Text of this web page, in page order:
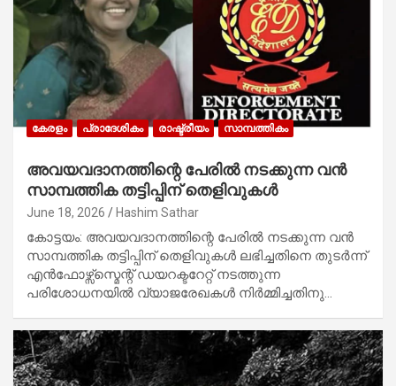
കേരളം പ്രാദേശികം രാഷ്ട്രീയം സാമ്പത്തികം
അവയവദാനത്തിന്റെ പേരിൽ നടക്കുന്ന വൻ
സാമ്പത്തിക തട്ടിപ്പിന് തെളിവുകൾ
June 18, 2026 Hashim Sathar
കോട്ടയം: അവയവദാനത്തിന്റെ പേരിൽ നടക്കുന്ന വൻ
സാമ്പത്തിക തട്ടിപ്പിന് തെളിവുകൾ ലഭിച്ചതിനെ തുടർന്ന്
എൻഫോഴ്സ്സ്മെന്റ് ഡയറക്ടറേറ്റ് നടത്തുന്ന
പരിശോധനയിൽ വ്യാജരേഖകൾ നിർമ്മിച്ചതിനു…